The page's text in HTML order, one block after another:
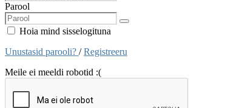
Parool
Hoia mind sisselogituna
Unustasid parooli? /Registreeru
Meile ei meeldi robotid :(